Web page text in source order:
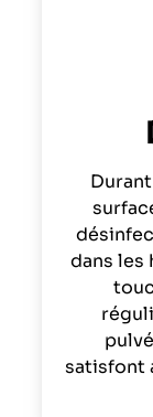
dans les
satisfont